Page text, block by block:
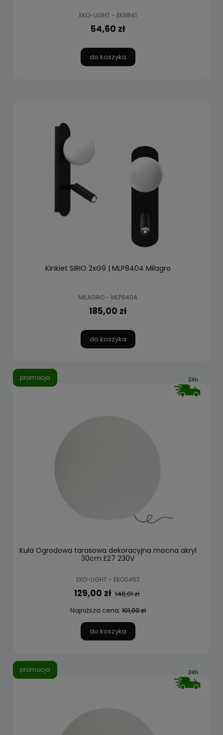
EKO-LIGHT - EK9841
54,60 zł
do koszyka
Kinkiet SIRIO 2xG9 | MLP8404 Milagro
MILAGRO - MLP8404
185,00 zł
do koszyka
Kula Ogrodowa tarasowa dekoracyjna mocna akryl
30cm E27 230V
EKO-LIGHT - EKO0457
129,00 zł 148,01 zł
Najniższa cena:101,00 zł
do koszyka
promocja
promocja